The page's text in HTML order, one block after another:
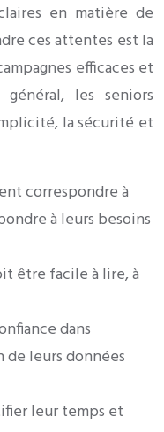
en matière de
ces attentes est la
efficaces et
les seniors
la sécurité et
correspondre à
à leurs besoins
être facile à lire, à
dans
leurs données
leur temps et